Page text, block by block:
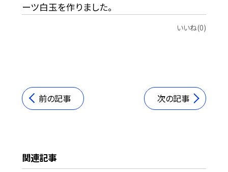
ーツ白玉を作りました。
いいね(0)
前の記事 次の記事
関連記事